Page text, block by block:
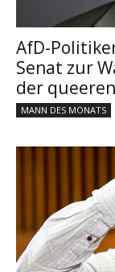
AfD-
Senat zur
der
MANN DES MONATS